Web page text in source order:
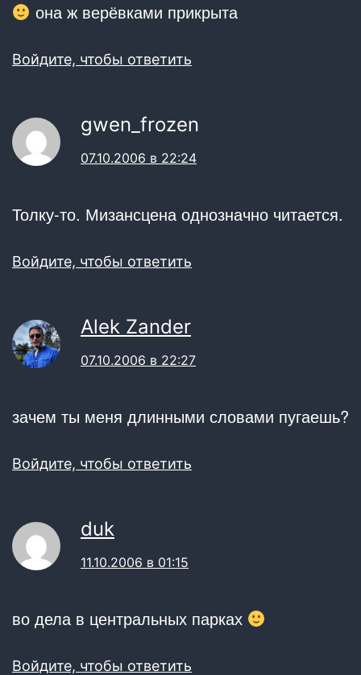
она ж верёвками прикрыта
Войдите, чтобы ответить
gwen_frozen
07.10.2006 в 22:24
Толку-то. Мизансцена однозначно читается.
Войдите, чтобы ответить
Alek Zander
07.10.2006 в 22:27
зачем ты меня длинными словами пугаешь?
Войдите, чтобы ответить
duk
11.10.2006 в 01:15
во дела в центральных парках
Войдите, чтобы ответить